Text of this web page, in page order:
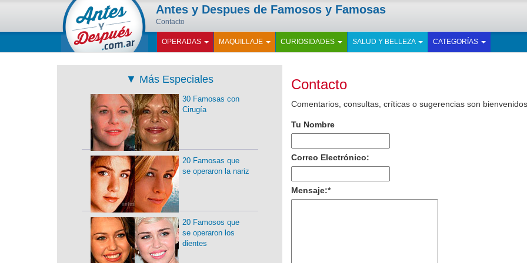
Antes y Despues de Famosos y Famosas
Contacto
OPERADAS MAQUILLAJE CURIOSIDADES SALUD Y BELLEZA CATEGORÍAS
Contacto
Comentarios, consultas, críticas o sugerencias son
Tu Nombre
Correo Electrónico:
Mensaje:*
▼ Más Especiales
30 Famosas con
Cirugía
20 Famosas que
se operaron la nariz
20 Famosos que
se operaron los
dientes